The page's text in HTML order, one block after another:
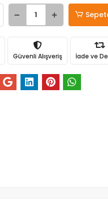
Güvenli Alışveriş İade ve